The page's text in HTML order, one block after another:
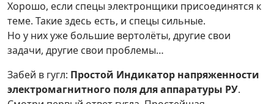
Хорошо, если спецы электронщики присоединятся к
теме. Такие здесь есть, и спецы сильные.
Но у них уже большие вертолёты, другие свои
задачи, другие свои проблемы…
Забей в гугл: Простой Индикатор напряженности
электромагнитного поля для аппаратуры РУ.